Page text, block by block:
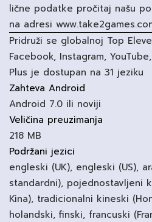
lične podatke pročitaj našu
na adresi
Pridruži se globalnoj Top
Facebook, Instagram,
Plus je dostupan na 31 jeziku
Zahteva Android
Android 7.0 ili noviji
Veličina preuzimanja
218 MB
Podržani jezici
engleski (UK), engleski (US),
standardni), pojednostavljeni
Kina), tradicionalni kineski
holandski, finski, francuski